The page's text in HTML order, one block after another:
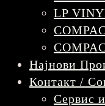
LP
Најнови
Контакт /
Сервис